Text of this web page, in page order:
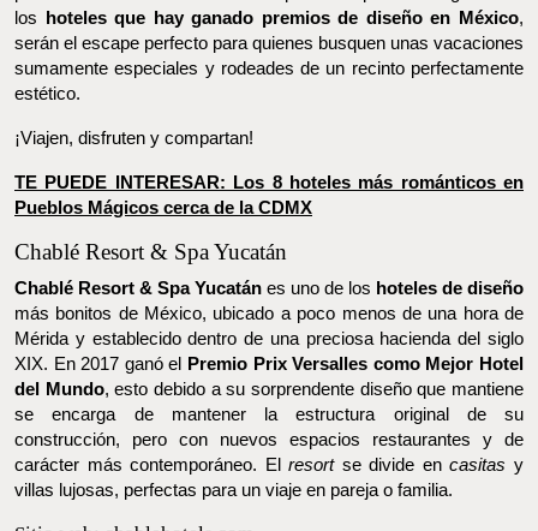
público la belleza de su diseño. Aquí te compartimos algunos de
loshoteles que hay ganado premios de diseño en México,
serán el escape perfecto para quienes busquen unas vacaciones
sumamente especiales y rodeades de un recinto perfectamente
TE PUEDE INTERESAR: Los 8 hoteles más románticos en
Chablé Resort & Spa Yucatán
Chablé Resort & Spa Yucatánes uno de loshoteles de diseño
más bonitos de México, ubicado a poco menos de una hora de
Mérida y establecido dentro de una preciosa hacienda del siglo
XIX. En 2017 ganó elPremio Prix Versalles como Mejor Hotel
del Mundo, esto debido a su sorprendente diseño que mantiene
se encarga de mantener la estructura original de su
construcción, pero con nuevos espacios restaurantes y de
carácter más contemporáneo. Elresortse divide en